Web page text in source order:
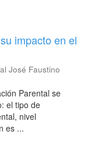
impacto en el
José Faustino
Parental se
el tipo de
nivel
es ...